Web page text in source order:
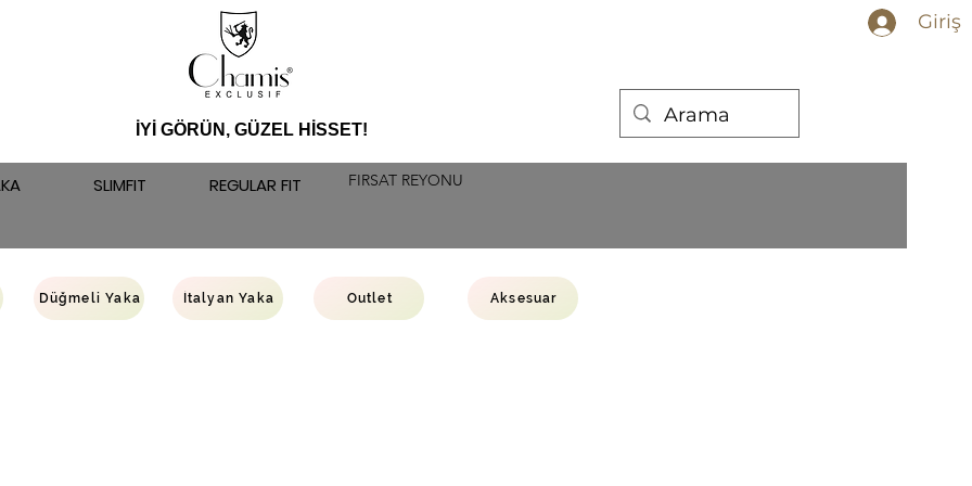
İYİ GÖRÜN, GÜZEL HİSSET!
Giriş
SLIMFIT REGULAR FIT FIRSAT REYONU
Düğmeli Yaka İtalyan Yaka Outlet Aksesuar